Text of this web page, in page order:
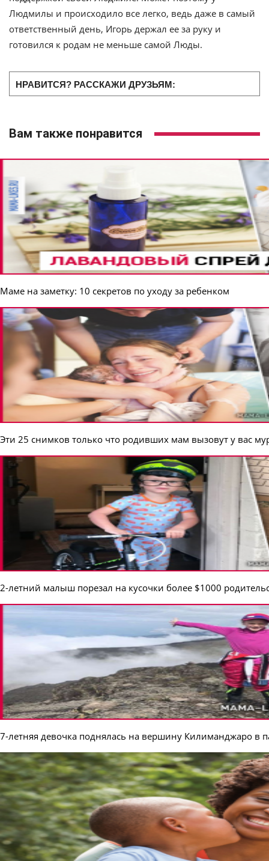
Людмилы и происходило все легко, ведь даже в самый
ответственный день, Игорь держал ее за руку и
готовился к родам не меньше самой Люды.
НРАВИТСЯ? РАССКАЖИ ДРУЗЬЯМ:
Вам также понравится
Маме на заметку: 10 секретов по уходу за ребенком
Эти 25 снимков только что родивших мам вызовут у вас
2-летний малыш порезал на кусочки более $1000
7-летняя девочка поднялась на вершину Килиманджаро в